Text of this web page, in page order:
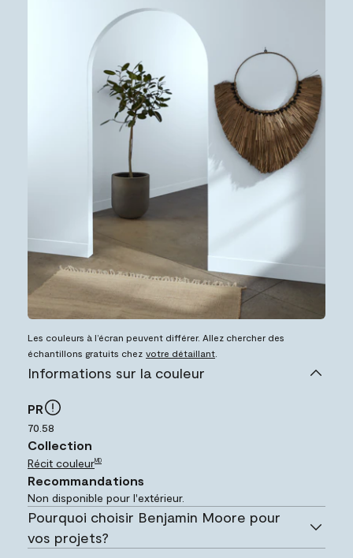
Les couleurs à l’écran peuvent différer. Allez chercher des
échantillons gratuits chez votre détaillant
Informations sur la couleur
PR
70.58
Collection
Récit couleurMD
Recommandations
Non disponible pour l'extérieur.
Pourquoi choisir Benjamin Moore pour
vos projets?